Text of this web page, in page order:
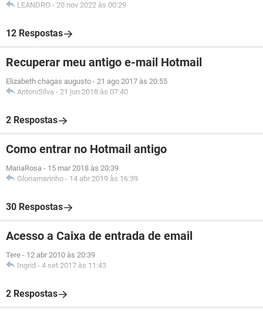
LEANDRO - 20 nov 2022 às 00:29
12 Respostas
Recuperar meu antigo e-mail Hotmail
Elizabeth chagas augusto - 21 ago 2017 às 20:55
AntoniSilva - 21 jun 2018 às 07:40
2 Respostas
Como entrar no Hotmail antigo
MariaRosa - 15 mar 2018 às 20:39
Gloriamarinho - 14 abr 2019 às 16:39
30 Respostas
Acesso a Caixa de entrada de email
Tere - 12 abr 2010 às 20:39
Ingrid - 4 set 2017 às 11:43
2 Respostas